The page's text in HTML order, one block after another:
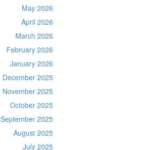
May 2026
April 2026
March 2026
February 2026
January 2026
December 2025
November 2025
October 2025
September 2025
August 2025
July 2025